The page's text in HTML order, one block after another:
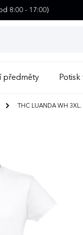
8:00 - 17:00)
předměty Potisk
THC LUANDA WH